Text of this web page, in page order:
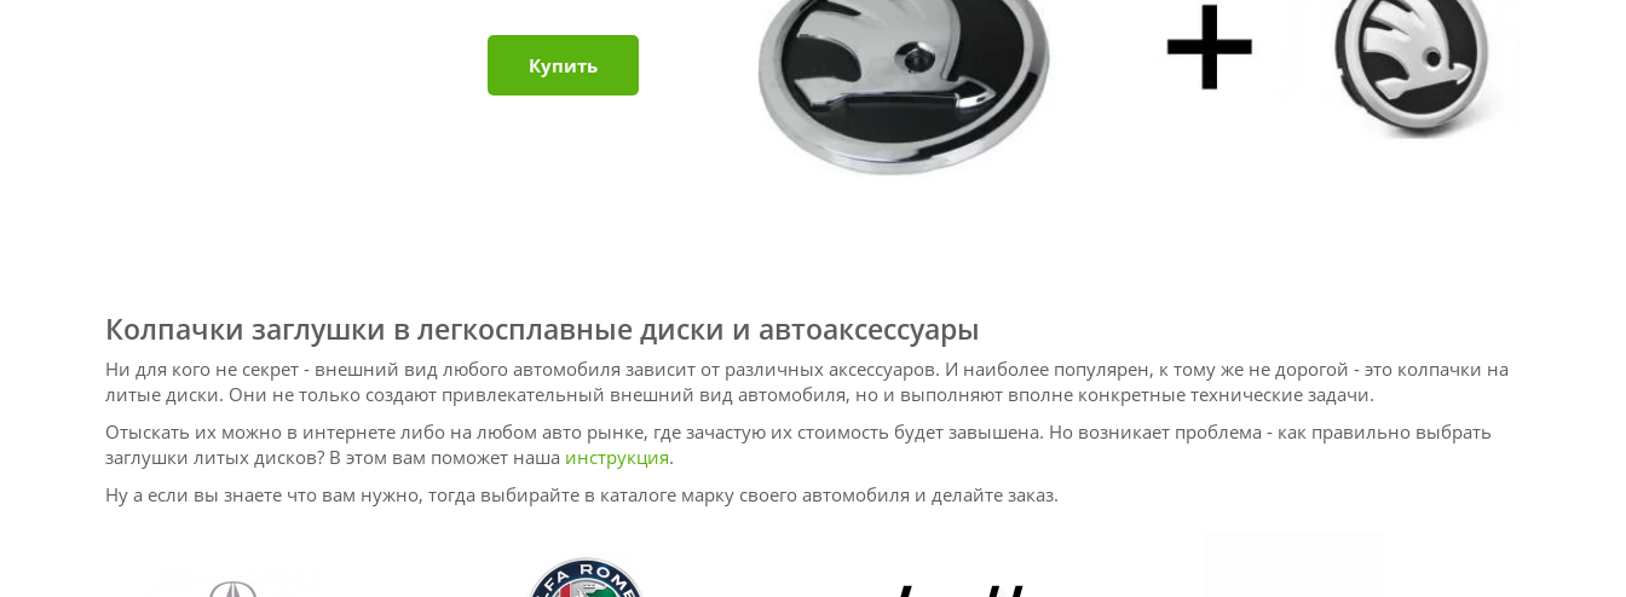
Купить
Колпачки заглушки в легкосплавные диски и автоаксессуары
Ни для кого не секрет - внешний вид любого автомобиля зависит от различных аксессуаров. И наиболее популярен, к тому же не дорогой - это колпачки на
литые диски. Они не только создают привлекательный внешний вид автомобиля, но и выполняют вполне конкретные технические задачи.
Отыскать их можно в интернете либо на любом авто рынке, где зачастую их стоимость будет завышена. Но возникает проблема - как правильно выбрать
заглушки литых дисков? В этом вам поможет наша инструкция.
Ну а если вы знаете что вам нужно, тогда выбирайте в каталоге марку своего автомобиля и делайте заказ.